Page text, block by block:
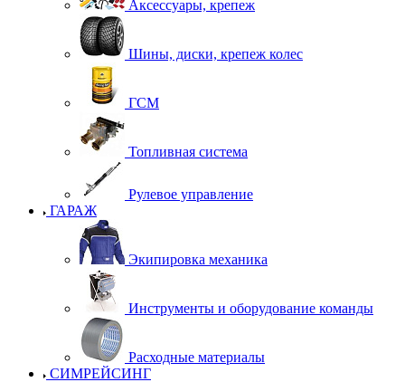
Аксессуары, крепеж
Шины, диски, крепеж колес
ГСМ
Топливная система
Рулевое управление
ГАРАЖ
Экипировка механика
Инструменты и оборудование команды
Расходные материалы
СИМРЕЙСИНГ